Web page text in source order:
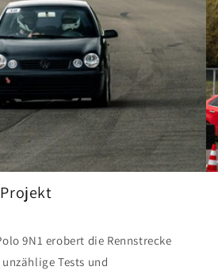
Projekt
9N1 erobert die Rennstrecke
Tests und